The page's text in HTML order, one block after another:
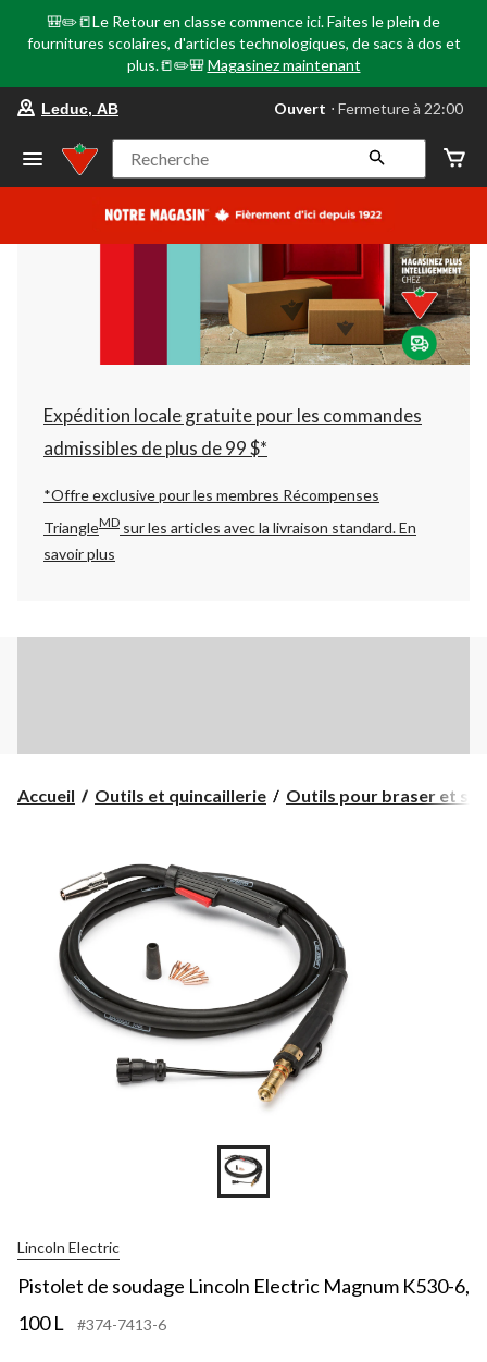
🎒✏️📒Le Retour en classe commence ici. Faites le plein de
fournitures scolaires, d'articles technologiques, de sacs à dos et
plus.📒✏️🎒 Magasinez maintenant
votre
préféré
Leduc,
AB,
courament
Fermeture
à
22:00
cliquer
pour
changer
Leduc, AB Ouvert ⋅ Fermeture à 22:00
Recherche
Expédition locale gratuite pour les commandes
admissibles de plus de 99 $*
*Offre exclusive pour les membres Récompenses
TriangleMD sur les articles avec la livraison standard.En
savoir plus
Accueil Outils et quincaillerie Outils pour braser et
Lincoln Electric
Pistolet de soudage Lincoln Electric Magnum K530-6,
100 L
#374-7413-6